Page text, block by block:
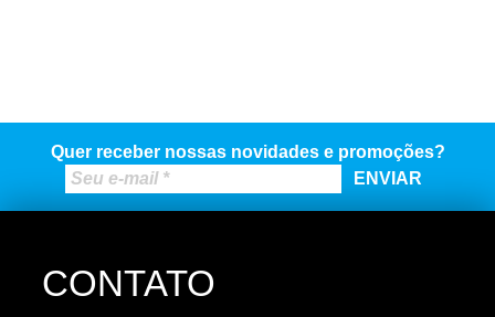
Quer receber nossas novidades e promoções?
CONTATO